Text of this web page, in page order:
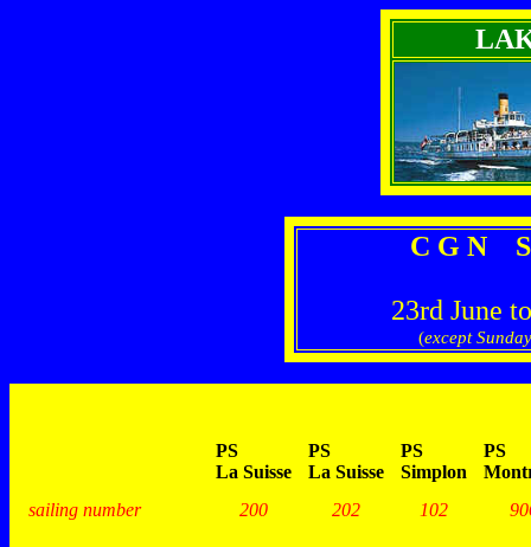
C G N
23rd June
(except
PS
La Suisse
PS
La Suisse
PS
Simplon
PS
sailing number
200 202 102